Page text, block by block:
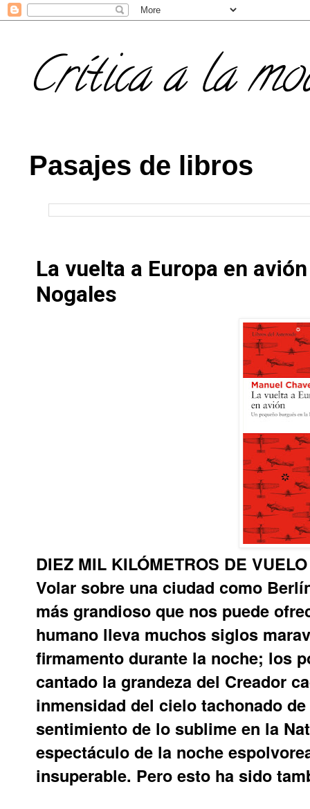
Crítica a la
Pasajes de libros
La vuelta a Europa en
Nogales
DIEZ MIL KILÓMETROS DE
Volar sobre una ciudad como
más grandioso que nos puede
humano lleva muchos siglos
firmamento durante la noche; los
cantado la grandeza del Creador
inmensidad del cielo tachonado
sentimiento de lo sublime en la
espectáculo de la noche
insuperable. Pero esto ha sido